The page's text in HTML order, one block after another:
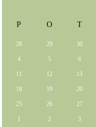
P O T
28 29 30
4 5 6
11 12 13
18 19 20
25 26 27
1 2 3